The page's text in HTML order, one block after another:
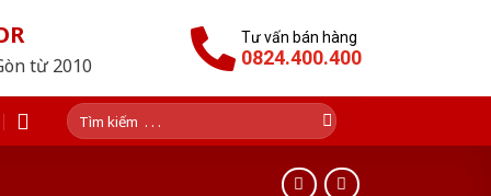
từ 2010
Tư vấn bán hàng
0824.400.400
Tìm
kiếm: